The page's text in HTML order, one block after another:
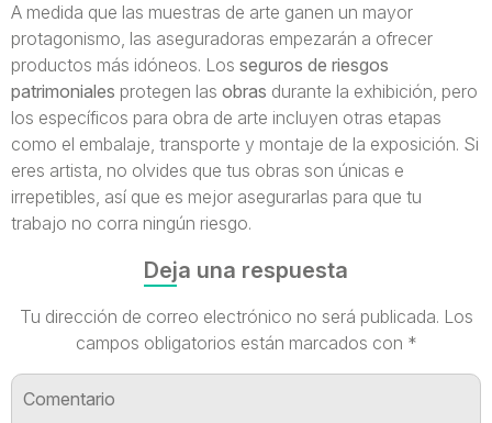
A medida que las muestras de arte ganen un mayor
protagonismo, las aseguradoras empezarán a ofrecer
productos más idóneos. Los seguros de riesgos
patrimoniales protegen las obras durante la exhibición, pero
los específicos para obra de arte incluyen otras etapas
como el embalaje, transporte y montaje de la exposición. Si
eres artista, no olvides que tus obras son únicas e
irrepetibles, así que es mejor asegurarlas para que tu
trabajo no corra ningún riesgo.
Deja una respuesta
Tu dirección de correo electrónico no será publicada. Los
campos obligatorios están marcados con *